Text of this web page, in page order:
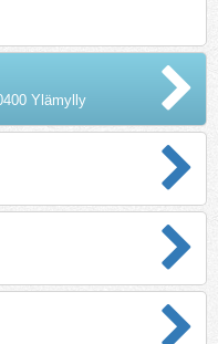
Ylämylly